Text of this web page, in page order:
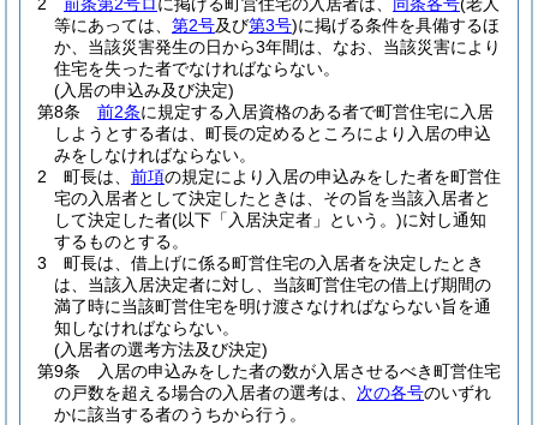
等にあっては、 第2号及び第3号)に掲げる条件を具備するほ
か、当該災害発生の日から3年間は、なお、当該災害により
住宅を失った者でなければならない。
(入居の申込み及び決定)
第8条
前2条に規定する入居資格のある者で町営住宅に入居
しようとする者は、町長の定めるところにより入居の申込
みをしなければならない。
2
町長は、 前項の規定により入居の申込みをした者を町営住
宅の入居者として決定したときは、その旨を当該入居者と
して決定した者(以下「入居決定者」という。)に対し通知
するものとする。
3
町長は、借上げに係る町営住宅の入居者を決定したとき
は、当該入居決定者に対し、当該町営住宅の借上げ期間の
満了時に当該町営住宅を明け渡さなければならない旨を通
知しなければならない。
(入居者の選考方法及び決定)
第9条
入居の申込みをした者の数が入居させるべき町営住宅
の戸数を超える場合の入居者の選考は、 次の各号のいずれ
かに該当する者のうちから行う。